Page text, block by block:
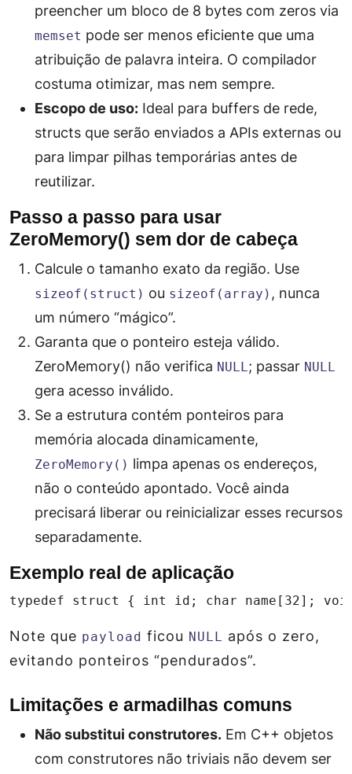
preencher um bloco de 8 bytes com zeros via
memset pode ser menos eficiente que uma
atribuição de palavra inteira. O compilador
costuma otimizar, mas nem sempre.
Escopo de uso: Ideal para buffers de rede,
structs que serão enviados a APIs externas ou
para limpar pilhas temporárias antes de
reutilizar.
Passo a passo para usar
ZeroMemory() sem dor de cabeça
Calcule o tamanho exato da região. Use
sizeof(struct) ou sizeof(array) , nunca
um número “mágico”.
Garanta que o ponteiro esteja válido.
ZeroMemory() não verifica NULL; passar NULL
gera acesso inválido.
Se a estrutura contém ponteiros para
memória alocada dinamicamente,
ZeroMemory() limpa apenas os endereços,
não o conteúdo apontado. Você ainda
precisará liberar ou reinicializar esses recursos
separadamente.
Exemplo real de aplicação
typedef struct { int id; char name[32]; void
Note que payload ficou NULL após o zero,
evitando ponteiros “pendurados”.
Limitações e armadilhas comuns
Não substitui construtores. Em C++ objetos
com construtores não triviais não devem ser